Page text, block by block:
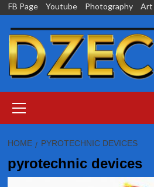
Skip
content
FB Page Youtube Photography Art
Menu
HOME PYROTECHNIC DEVICES
pyrotechnic devices